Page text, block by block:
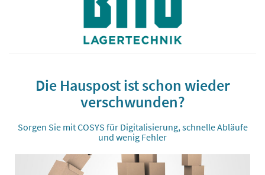
Die Hauspost ist schon wieder
verschwunden?
Sorgen Sie mit COSYS für Digitalisierung, schnelle Abläufe
und wenig Fehler